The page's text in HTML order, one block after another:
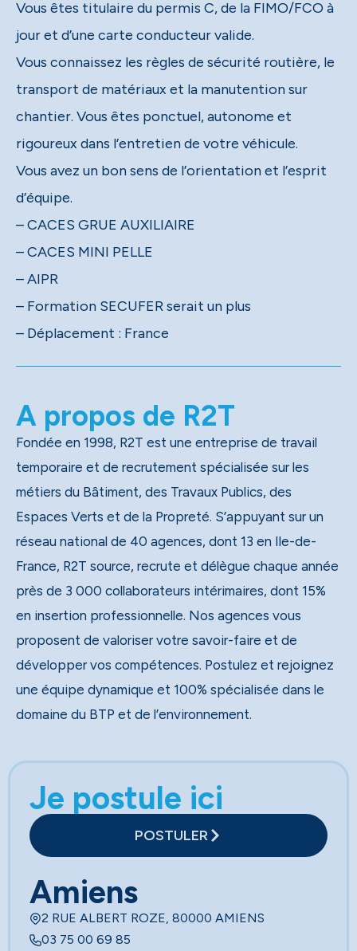
Vous êtes titulaire du permis C, de la FIMO/FCO à
jour et d’une carte conducteur valide.
Vous connaissez les règles de sécurité routière, le
transport de matériaux et la manutention sur
chantier. Vous êtes ponctuel, autonome et
rigoureux dans l’entretien de votre véhicule.
Vous avez un bon sens de l’orientation et l’esprit
d’équipe.
– CACES GRUE AUXILIAIRE
– CACES MINI PELLE
– AIPR
– Formation SECUFER serait un plus
– Déplacement : France
A propos de R2T
Fondée en 1998, R2T est une entreprise de travail
temporaire et de recrutement spécialisée sur les
métiers du Bâtiment, des Travaux Publics, des
Espaces Verts et de la Propreté. S’appuyant sur un
réseau national de 40 agences, dont 13 en Ile-de-
France, R2T source, recrute et délègue chaque année
près de 3 000 collaborateurs intérimaires, dont 15%
en insertion professionnelle. Nos agences vous
proposent de valoriser votre savoir-faire et de
développer vos compétences. Postulez et rejoignez
une équipe dynamique et 100% spécialisée dans le
domaine du BTP et de l’environnement.
Je postule ici
POSTULER
Amiens
2 RUE ALBERT ROZE, 80000 AMIENS
03 75 00 69 85